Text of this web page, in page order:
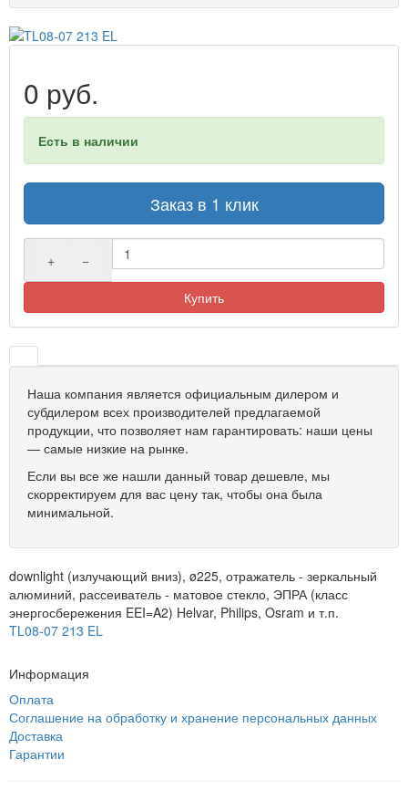
0 руб.
Есть в наличии
Заказ в 1 клик
+ −
Купить
Наша компания является официальным дилером и
субдилером всех производителей предлагаемой
продукции, что позволяет нам гарантировать: наши цены
— самые низкие на рынке.
Если вы все же нашли данный товар дешевле, мы
скорректируем для вас цену так, чтобы она была
минимальной.
downlight (излучающий вниз), ø225, отражатель - зеркальный
алюминий, рассеиватель - матовое стекло, ЭПРА (класс
энергосбережения EEI=A2) Helvar, Philips, Osram и т.п.
TL08-07 213 EL
Информация
Оплата
Соглашение на обработку и хранение персональных данных
Доставка
Гарантии